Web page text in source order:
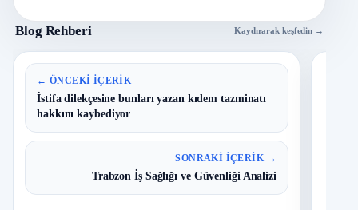
Blog Rehberi Kaydırarak keşfedin →
← ÖNCEKI İÇERIK
İstifa dilekçesine bunları yazan kıdem tazminatı
hakkını kaybediyor
SONRAKI İÇERIK →
Trabzon İş Sağlığı ve Güvenliği Analizi